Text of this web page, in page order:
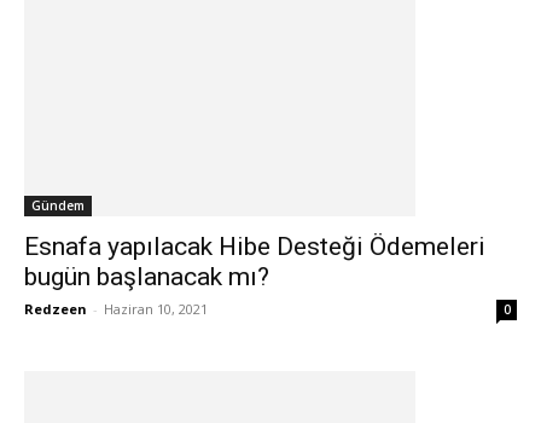
Gündem
Esnafa yapılacak Hibe Desteği Ödemeleri
bugün başlanacak mı?
Redzeen - Haziran 10, 2021 0